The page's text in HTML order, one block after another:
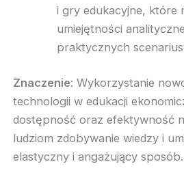
i gry edukacyjne, które
umiejętności
praktycznych
Znaczenie: Wykorzystanie
technologii w edukacji
dostępność oraz efektywność
ludziom zdobywanie wiedzy i
elastyczny i angażujący sposób.